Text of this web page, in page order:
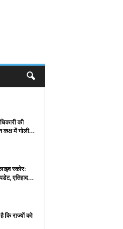
की
में गोली...
स्कोर:
एतिहाद...
कि राज्यों को